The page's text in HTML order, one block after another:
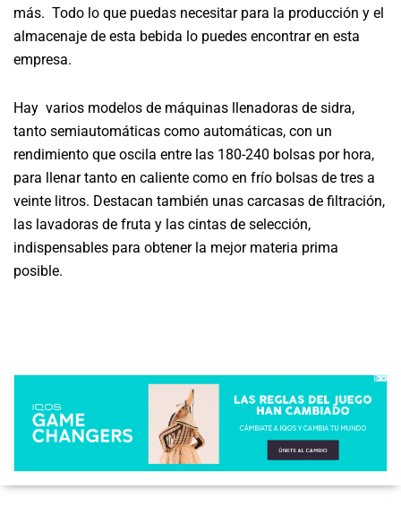
más. Todo lo que puedas necesitar para la producción y el
almacenaje de esta bebida lo puedes encontrar en esta
empresa.
Hay varios modelos de máquinas llenadoras de sidra,
tanto semiautomáticas como automáticas, con un
rendimiento que oscila entre las 180-240 bolsas por hora,
para llenar tanto en caliente como en frío bolsas de tres a
veinte litros. Destacan también unas carcasas de filtración,
las lavadoras de fruta y las cintas de selección,
indispensables para obtener la mejor materia prima
posible.